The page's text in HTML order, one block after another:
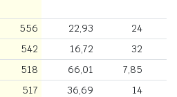
556 22,93 24
542 16,72 32
518 66,01 7,85
517 36,69 14